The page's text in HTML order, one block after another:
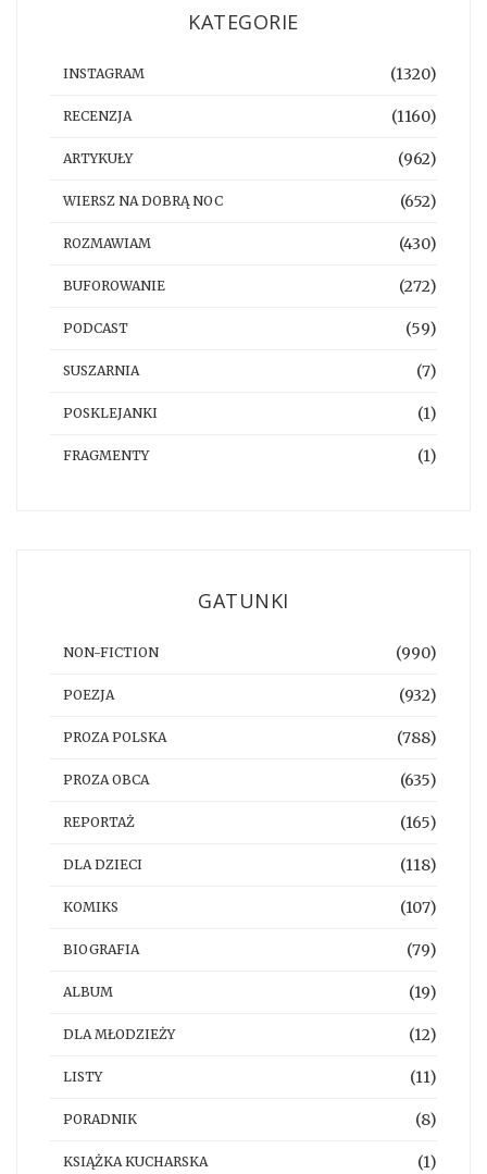
KATEGORIE
INSTAGRAM (1320)
RECENZJA (1160)
ARTYKUŁY (962)
WIERSZ NA DOBRĄ NOC (652)
ROZMAWIAM (430)
BUFOROWANIE (272)
PODCAST (59)
SUSZARNIA (7)
POSKLEJANKI (1)
FRAGMENTY (1)
GATUNKI
NON-FICTION (990)
POEZJA (932)
PROZA POLSKA (788)
PROZA OBCA (635)
REPORTAŻ (165)
DLA DZIECI (118)
KOMIKS (107)
BIOGRAFIA (79)
ALBUM (19)
DLA MŁODZIEŻY (12)
LISTY (11)
PORADNIK (8)
KSIĄŻKA KUCHARSKA (1)